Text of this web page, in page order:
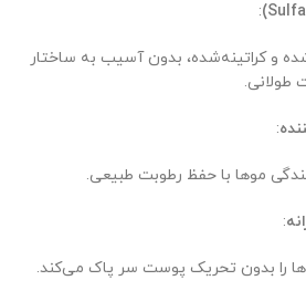
:
و کراتینه‌شده، بدون آسیب به ساختار
طولانی.
:
موها با حفظ رطوبت طبیعی.
:
را بدون تحریک پوست سر پاک می‌کند.